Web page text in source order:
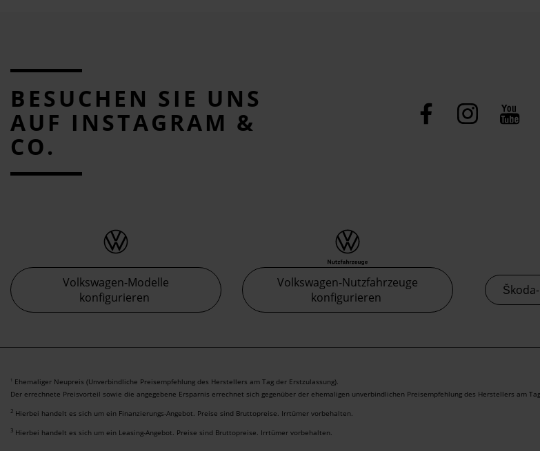
BESUCHEN SIE UNS
AUF INSTAGRAM &
CO.
Volkswagen-Modelle
konfigurieren
Volkswagen-Nutzfahrzeuge
konfigurieren
1 Ehemaliger Neupreis (Unverbindliche Preisempfehlung des Herstellers am Tag der Erstzulassung).
Der errechnete Preisvorteil sowie die angegebene Ersparnis errechnet sich gegenüber der ehemaligen unverbindlichen Preisempfehlung des Herstellers am
2 Hierbei handelt es sich um ein Finanzierungs-Angebot. Preise sind Bruttopreise. Irrtümer vorbehalten.
3 Hierbei handelt es sich um ein Leasing-Angebot. Preise sind Bruttopreise. Irrtümer vorbehalten.